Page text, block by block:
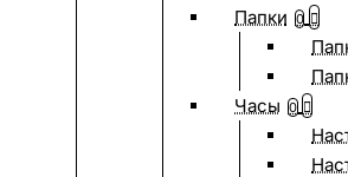
Папки 0
Часы 0